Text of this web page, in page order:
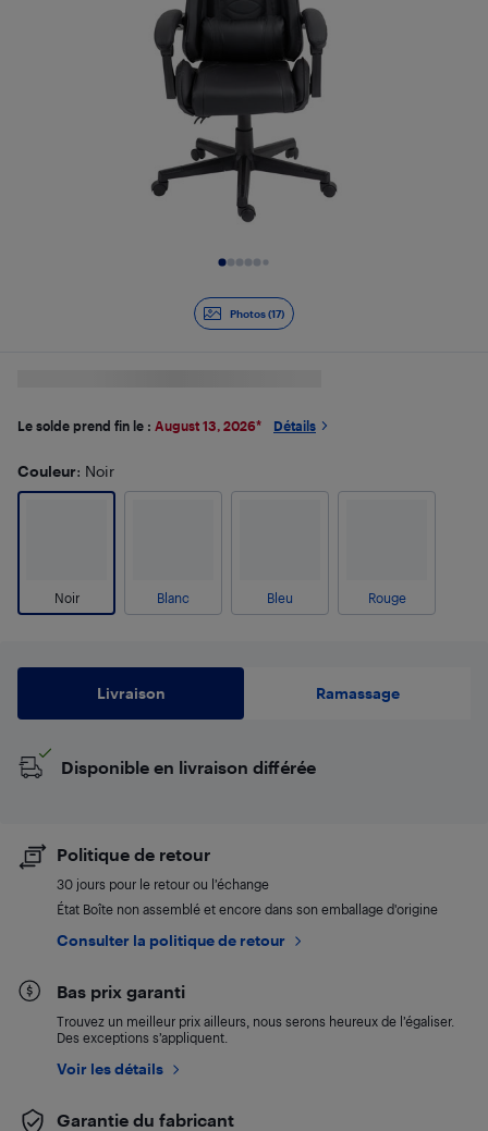
Photos (17)
Le solde prend fin le : August 13, 2026* Détails
Couleur: Noir
Noir Blanc Bleu Rouge
Livraison Ramassage
Disponible en livraison différée
Politique de retour
30 jours pour le retour ou l’échange
État Boîte non assemblé et encore dans son emballage d'origine
Consulter la politique de retour
Bas prix garanti
Trouvez un meilleur prix ailleurs, nous serons heureux de l’égaliser.
Des exceptions s’appliquent.
Voir les détails
Garantie du fabricant